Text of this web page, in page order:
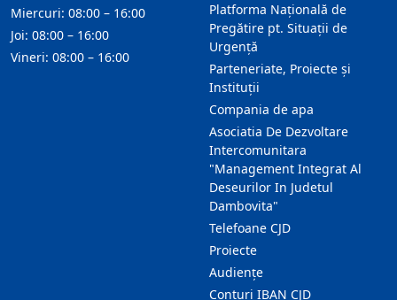
Platforma Națională de
Pregătire pt. Situații de
Urgență
Parteneriate, Proiecte și
Instituții
Compania de apa
Asociatia De Dezvoltare
Intercomunitara
"Management Integrat Al
Deseurilor In Judetul
Dambovita"
Telefoane CJD
Proiecte
Audienţe
Conturi IBAN CJD
Miercuri: 08:00 – 16:00
Joi: 08:00 – 16:00
Vineri: 08:00 – 16:00